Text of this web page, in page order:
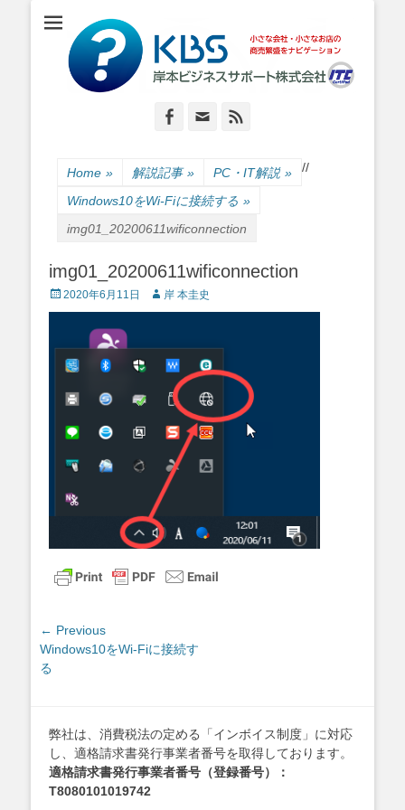
岸本ビジネスサポ
ート株式会社
小さな会社・小さなお店のIT経営をナビゲーション
Facebook
Email
Home » 解説記事 » /
PC・IT解説 » /
Windows10をWi-Fiに接続する »
img01_20200611wificonnection
img01_20200611wificonnection
Posted
on
2020年6月11日 Author
岸 本圭史
投
稿
ナ
ー
シ
ョ
← Previous
Previous
post:
Windows10をWi-Fiに接続す
る
弊社は、消費税法の定める「インボイス制度」に対応
し、適格請求書発行事業者番号を取得しております。
適格請求書発行事業者番号（登録番号）：
T8080101019742